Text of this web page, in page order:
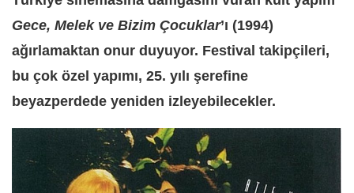
Gece, Melek ve Bizim Çocuklar’ı (1994)
ağırlamaktan onur duyuyor. Festival takipçileri,
bu çok özel yapımı, 25. yılı şerefine
beyazperdede yeniden izleyebilecekler.